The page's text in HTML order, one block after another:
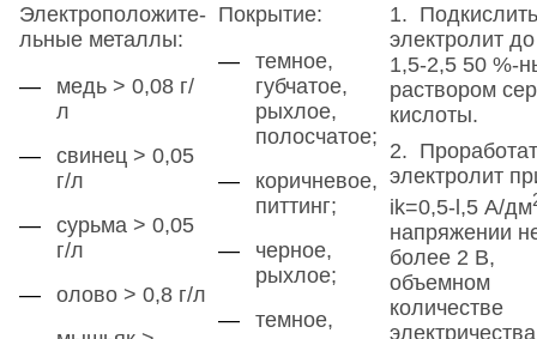
Электроположите­
льные металлы:
медь > 0,08 г/
л
свинец > 0,05
г/л
сурьма > 0,05
г/л
олово > 0,8 г/л
Покрытие:
темное,
губчатое,
рыхлое,
полосчатое;
коричневое,
питтинг;
черное,
рыхлое;
темное,
1. Подкислить
электролит
1,5-2,5 50 %-
раствором
кислоты.
2.
электролит
ik=0,5-l,5 А/дм
напряжении
более 2 В,
объемном
количестве